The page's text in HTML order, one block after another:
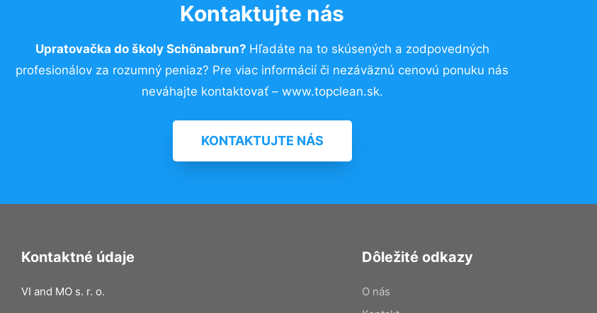
Kontaktujte nás
Upratovačka do školy Schönabrun? Hľadáte na to skúsených a zodpovedných
profesionálov za rozumný peniaz? Pre viac informácií či nezáväznú cenovú ponuku nás
neváhajte kontaktovať – www.topclean.sk.
KONTAKTUJTE NÁS
Kontaktné údaje
VI and MO s. r. o.
Dôležité odkazy
O nás